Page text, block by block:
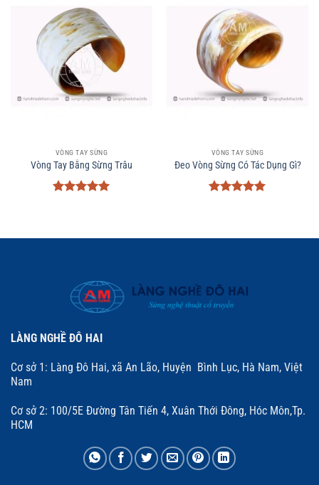
VÒNG TAY SỪNG
Vòng Tay Bằng Sừng Trâu
VÒNG TAY SỪNG
Đeo Vòng Sừng Có Tác Dụng Gì?
LÀNG NGHỀ ĐÔ HAI
Cơ sở 1: Làng Đô Hai, xã An Lão, Huyện Bình Lục, Hà Nam, Việt
Nam
Cơ sở 2: 100/5E Đường Tân Tiến 4, Xuân Thới Đông, Hóc Môn,Tp.
HCM